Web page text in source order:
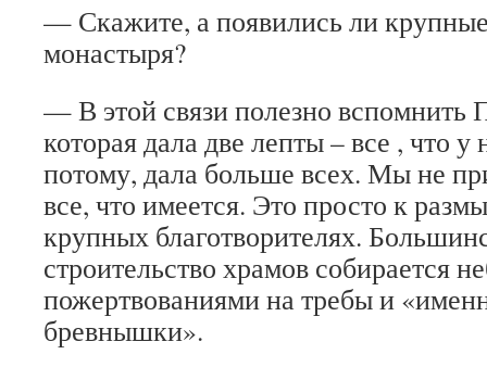
— Скажите, а появились ли крупные
монастыря?
— В этой связи полезно вспомнить
которая дала две лепты – все , что
потому, дала больше всех. Мы не
все, что имеется. Это просто к
крупных благотворителях.
строительство храмов собирается
пожертвованиями на требы и
бревнышки».